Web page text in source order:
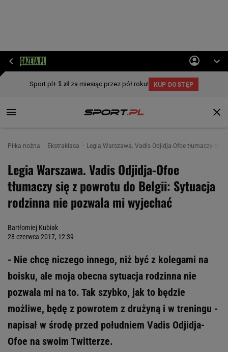
Piłka nożna Ekstraklasa Legia Warszawa. Vadis Odjidja-Ofoe tłumaczy
Legia Warszawa. Vadis Odjidja-Ofoe
tłumaczy się z powrotu do Belgii: Sytuacja
rodzinna nie pozwala mi wyjechać
Bartłomiej Kubiak
28 czerwca 2017, 12:39
- Nie chcę niczego innego, niż być z kolegami na
boisku, ale moja obecna sytuacja rodzinna nie
pozwala mi na to. Tak szybko, jak to będzie
możliwe, będę z powrotem z drużyną i w treningu -
napisał w środę przed południem Vadis Odjidja-
Ofoe na swoim Twitterze.